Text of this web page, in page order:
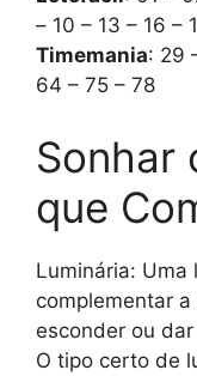
– 10 – 13 – 16 –
Timemania: 29
64 – 75 – 78
Sonhar
que
Luminária: Uma
complementar
esconder ou
O tipo certo de